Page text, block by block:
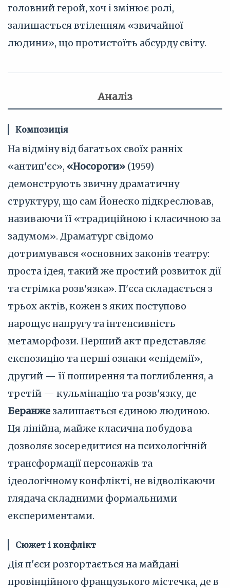
головний герой, хоч і змінює ролі,
залишається втіленням «звичайної
людини», що протистоїть абсурду світу.
Аналіз
Композиція
На відміну від багатьох своїх ранніх
«антип'єс», «Носороги» (1959)
демонструють звичну драматичну
структуру, що сам Йонеско підкреслював,
називаючи її «традиційною і класичною за
задумом». Драматург свідомо
дотримувався «основних законів театру:
проста ідея, такий же простий розвиток дії
та стрімка розв'язка». П'єса складається з
трьох актів, кожен з яких поступово
нарощує напругу та інтенсивність
метаморфози. Перший акт представляє
експозицію та перші ознаки «епідемії»,
другий — її поширення та поглиблення, а
третій — кульмінацію та розв'язку, де
Беранже залишається єдиною людиною.
Ця лінійна, майже класична побудова
дозволяє зосередитися на психологічній
трансформації персонажів та
ідеологічному конфлікті, не відволікаючи
глядача складними формальними
експериментами.
Сюжет і конфлікт
Дія п'єси розгортається на майдані
провінційного французького містечка, де в